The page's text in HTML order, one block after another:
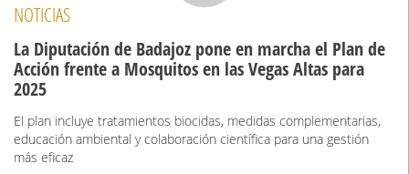
NOTICIAS
La Diputación de Badajoz pone en marcha el Plan de
Acción frente a Mosquitos en las Vegas Altas para
2025
El plan incluye tratamientos biocidas, medidas complementarias,
educación ambiental y colaboración científica para una gestión
más eficaz